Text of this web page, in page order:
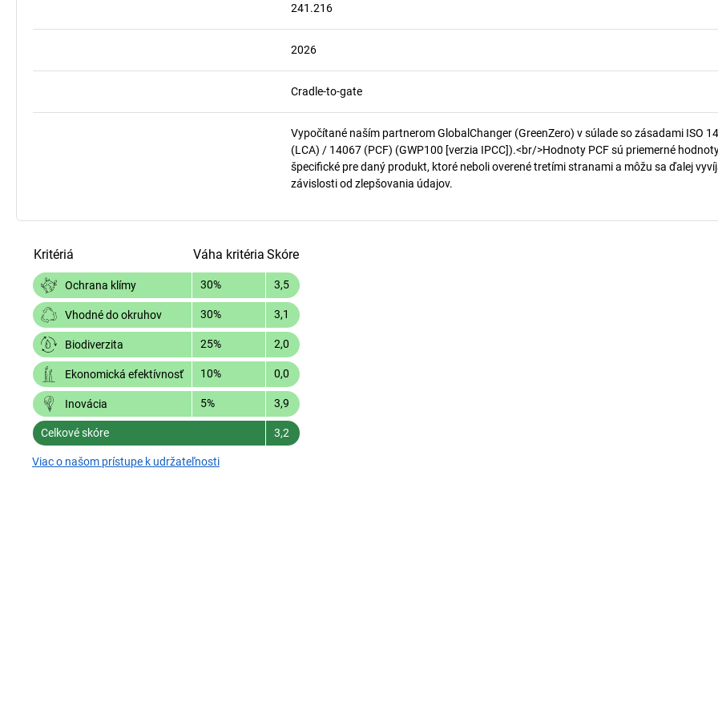
241.216
2026
Cradle-to-gate
Vypočítané naším partnerom GlobalChanger (GreenZero) v súlade so zásadami ISO
(LCA) / 14067 (PCF) (GWP100 [verzia IPCC]).<br/>Hodnoty PCF sú priemerné
špecifické pre daný produkt, ktoré neboli overené tretími stranami a môžu sa ďalej
závislosti od zlepšovania údajov.
Kritériá Váha kritéria Skóre
Ochrana klímy 30% 3,5
Vhodné do okruhov 30% 3,1
Biodiverzita 25% 2,0
Ekonomická efektívnosť 10% 0,0
Inovácia 5% 3,9
Celkové skóre 3,2
Viac o našom prístupe k udržateľnosti